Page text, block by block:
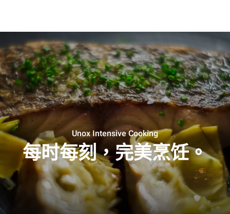
Unox Intensive Cooking
每时每刻，完美烹饪。